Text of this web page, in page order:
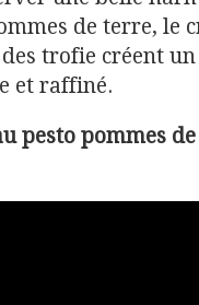
de terre, le
trofie créent
et raffiné.
pesto pommes